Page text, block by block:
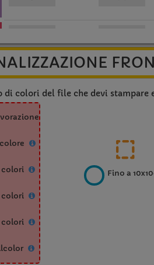
di colori del file che devi stampare
Fino a
colori
colori
colori